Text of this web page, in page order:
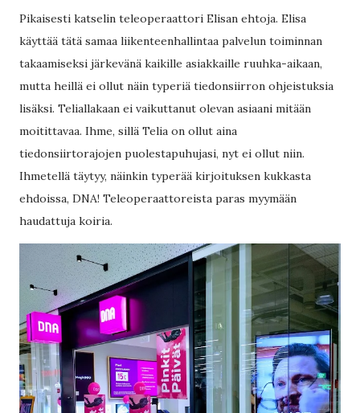
Pikaisesti katselin teleoperaattori Elisan ehtoja. Elisa
käyttää tätä samaa liikenteenhallintaa palvelun toiminnan
takaamiseksi järkevänä kaikille asiakkaille ruuhka-aikaan,
mutta heillä ei ollut näin typeriä tiedonsiirron ohjeistuksia
lisäksi. Teliallakaan ei vaikuttanut olevan asiaani mitään
moitittavaa. Ihme, sillä Telia on ollut aina
tiedonsiirtorajojen puolestapuhujasi, nyt ei ollut niin.
Ihmetellä täytyy, näinkin typerää kirjoituksen kukkasta
ehdoissa, DNA! Teleoperaattoreista paras myymään
haudattuja koiria.